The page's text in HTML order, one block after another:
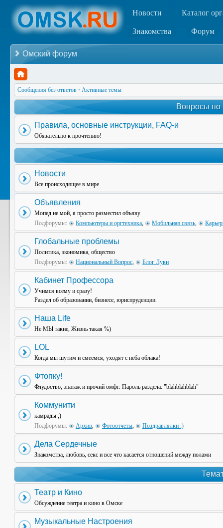
Новости Каталог
Знакомства Форум
Омский форум
Сообщения без ответов • Активные темы
Вопросы по
Правила, основные инструкции, FAQ-и
Обязательно к прочтению!
Новости
Все происходящее в мире
Объявления
Мопед не мой, я просто разместил объяву
Подфорумы:
Компьютеры и оргтехника, Мобильная связь,
Глобальные проблемы
Политика, экономика, общество
Подфорумы:
Национальный Вопрос, Блог Луки
Кабинет Профессора
Учимся всему и сразу!
Раздел об образовании, бизнесе, юриспруденции.
Наша Life
Не МЫ такие, Жизнь такая %)
LOL
Когда мы шутим и смеемся, уходят с неба облака!
Фтопку!
Флудоство, эпатаж и прочий омфг. Пароль раздела: "blahblahblah"
Коммунити
камрады ;)
Подфорумы:
Архив, Фотоотчеты, Поздравлялки :)
Дела Сердечные
Знакомства, любовь, секс и все что касается отношений между полами
Театр и Кино
Обсуждение театра и кино в Омске
Музыкальные Настроения